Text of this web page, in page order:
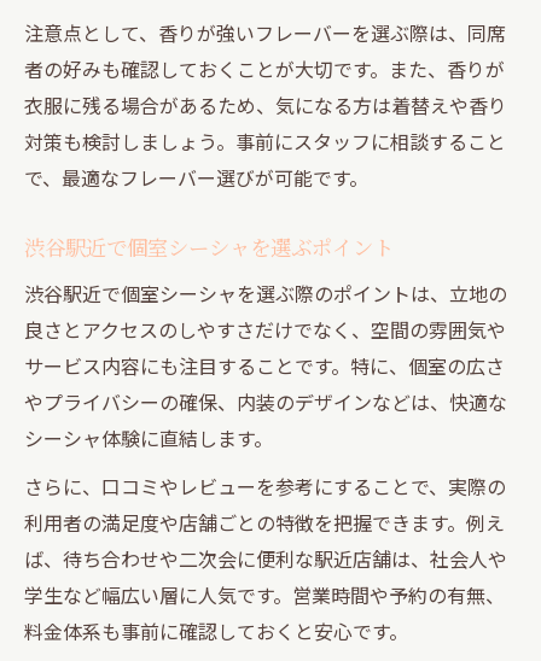
注意点として、香りが強いフレーバーを選ぶ際は、同席
者の好みも確認しておくことが大切です。また、香りが
衣服に残る場合があるため、気になる方は着替えや香り
対策も検討しましょう。事前にスタッフに相談すること
で、最適なフレーバー選びが可能です。
渋谷駅近で個室シーシャを選ぶポイント
渋谷駅近で個室シーシャを選ぶ際のポイントは、立地の
良さとアクセスのしやすさだけでなく、空間の雰囲気や
サービス内容にも注目することです。特に、個室の広さ
やプライバシーの確保、内装のデザインなどは、快適な
シーシャ体験に直結します。
さらに、口コミやレビューを参考にすることで、実際の
利用者の満足度や店舗ごとの特徴を把握できます。例え
ば、待ち合わせや二次会に便利な駅近店舗は、社会人や
学生など幅広い層に人気です。営業時間や予約の有無、
料金体系も事前に確認しておくと安心です。